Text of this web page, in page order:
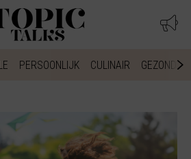
PERSOONLIJK CULINAIR